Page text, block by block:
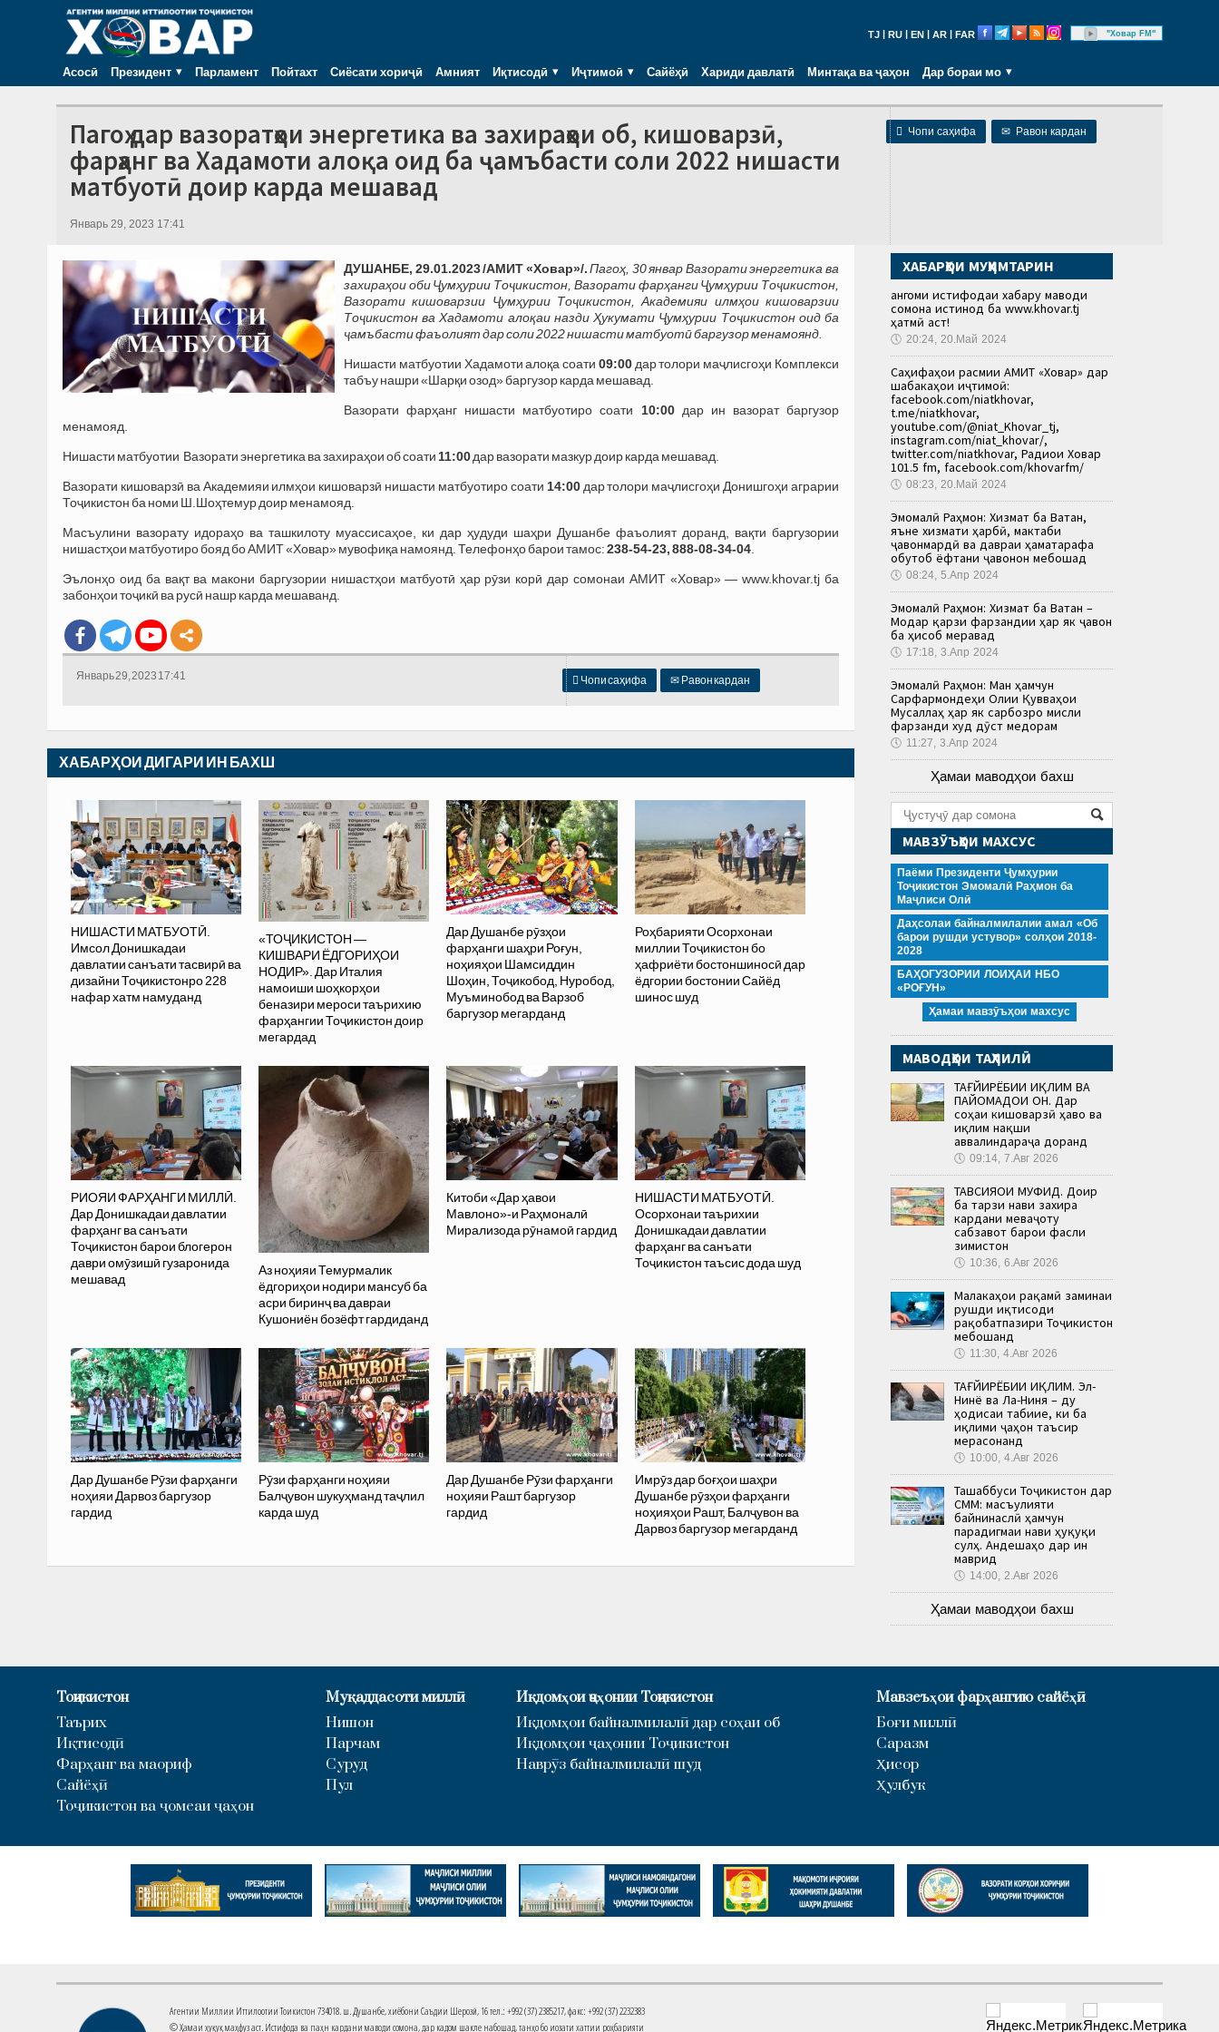
TJ RU EN AR FAR "Ховар FM"
Асосӣ Президент Парламент Пойтахт Сиёсати хориҷӣ Амният Иқтисодӣ Иҷтимоӣ Сайёҳӣ Хариди давлатӣ Минтақа ва ҷаҳон Дар бораи мо
 Чопи саҳифа ✉ Равон кардан
Пагоҳ дар вазоратҳои энергетика ва захираҳои об, кишоварзӣ,
фарҳанг ва Хадамоти алоқа оид ба ҷамъбасти соли 2022 нишасти
матбуотӣ доир карда мешавад
Январь 29, 2023 17:41
ДУШАНБЕ, 29.01.2023 /АМИТ «Ховар»/. Пагоҳ, 30 январ Вазорати энергетика ва
захираҳои оби Ҷумҳурии Тоҷикистон, Вазорати фарҳанги Ҷумҳурии Тоҷикистон,
Вазорати кишоварзии Ҷумҳурии Тоҷикистон, Академияи илмҳои кишоварзии
Тоҷикистон ва Хадамоти алоқаи назди Ҳукумати Ҷумҳурии Тоҷикистон оид ба
ҷамъбасти фаъолият дар соли 2022 нишасти матбуотӣ баргузор менамоянд.
Нишасти матбуотии Хадамоти алоқа соати 09:00дар толори маҷлисгоҳи Комплекси
табъу нашри «Шарқи озод» баргузор карда мешавад.
Вазорати фарҳанг нишасти матбуотиро соати 10:00дар ин вазорат баргузор
менамояд.
Нишасти матбуотии Вазорати энергетика ва захираҳои об соати 11:00дар вазорати мазкур доир карда мешавад.
Вазорати кишоварзӣ ва Академияи илмҳои кишоварзӣ нишасти матбуотиро соати 14:00дар толори маҷлисгоҳи Донишгоҳи аграрии
Тоҷикистон ба номи Ш.Шоҳтемур доир менамояд.
Масъулини вазорату идораҳо ва ташкилоту муассисаҳое, ки дар ҳудуди шаҳри Душанбе фаъолият доранд, вақти баргузории
нишастҳои матбуотиро бояд бо АМИТ «Ховар» мувофиқа намоянд. Телефонҳо барои тамос:238-54-23, 888-08-34-04
Эълонҳо оид ба вақт ва макони баргузории нишастҳои матбуотӣ ҳар рӯзи корӣ дар сомонаи АМИТ «Ховар» — www.khovar.tj ба
забонҳои тоҷикӣ ва русӣ нашр карда мешаванд.
 Чопи саҳифа ✉ Равон кардан
Январь 29, 2023 17:41
ХАБАРҲОИ ДИГАРИ ИН БАХШ
НИШАСТИ МАТБУОТӢ.
Имсол Донишкадаи
давлатии санъати тасвирӣ ва
дизайни Тоҷикистонро 228
нафар хатм намуданд
«ТОҶИКИСТОН —
КИШВАРИ ЁДГОРИҲОИ
НОДИР». Дар Италия
намоиши шоҳкорҳои
беназири мероси таърихию
фарҳангии Тоҷикистон доир
мегардад
Дар Душанбе рӯзҳои
фарҳанги шаҳри Роғун,
ноҳияҳои Шамсиддин
Шоҳин, Тоҷикобод, Нуробод,
Муъминобод ва Варзоб
баргузор мегарданд
Роҳбарияти Осорхонаи
миллии Тоҷикистон бо
ҳафриёти бостоншиносӣ дар
ёдгории бостонии Сайёд
шинос шуд
РИОЯИ ФАРҲАНГИ МИЛЛӢ.
Дар Донишкадаи давлатии
фарҳанг ва санъати
Тоҷикистон барои блогерон
даври омӯзишӣ гузаронида
мешавад
Аз ноҳияи Темурмалик
ёдгориҳои нодири мансуб ба
асри биринҷ ва давраи
Кушониён бозёфт гардиданд
Китоби «Дар ҳавои
Мавлоно»-и Раҳмоналӣ
Мирализода рӯнамоӣ гардид
НИШАСТИ МАТБУОТӢ.
Осорхонаи таърихии
Донишкадаи давлатии
фарҳанг ва санъати
Тоҷикистон таъсис дода шуд
Дар Душанбе Рӯзи фарҳанги
ноҳияи Дарвоз баргузор
гардид
Рӯзи фарҳанги ноҳияи
Балҷувон шукуҳманд таҷлил
карда шуд
Дар Душанбе Рӯзи фарҳанги
ноҳияи Рашт баргузор
гардид
Имрӯз дар боғҳои шаҳри
Душанбе рӯзҳои фарҳанги
ноҳияҳои Рашт, Балҷувон ва
Дарвоз баргузор мегарданд
ХАБАРҲОИ МУҲИМТАРИН
Ҳангоми истифодаи хабару маводи
сомона истинод ба www.khovar.tj
ҳатмӣ аст!
🕔 20:24, 20.Май 2024
Саҳифаҳои расмии АМИТ «Ховар» дар
шабакаҳои иҷтимоӣ:
facebook.com/niatkhovar,
t.me/niatkhovar,
youtube.com/@niat_Khovar_tj,
instagram.com/niat_khovar/,
twitter.com/niatkhovar, Радиои Ховар
101.5 fm, facebook.com/khovarfm/
🕔 08:23, 20.Май 2024
Эмомалӣ Раҳмон: Хизмат ба Ватан,
яъне хизмати ҳарбӣ, мактаби
ҷавонмардӣ ва давраи ҳаматарафа
обутоб ёфтани ҷавонон мебошад
🕔 08:24, 5.Апр 2024
Эмомалӣ Раҳмон: Хизмат ба Ватан –
Модар қарзи фарзандии ҳар як ҷавон
ба ҳисоб меравад
🕔 17:18, 3.Апр 2024
Эмомалӣ Раҳмон: Ман ҳамчун
Сарфармондеҳи Олии Қувваҳои
Мусаллаҳ ҳар як сарбозро мисли
фарзанди худ дӯст медорам
🕔 11:27, 3.Апр 2024
Ҳамаи маводҳои бахш
МАВЗӮЪҲОИ МАХСУС
Паёми Президенти Ҷумҳурии
Тоҷикистон Эмомалӣ Раҳмон ба
Маҷлиси Олӣ
Даҳсолаи байналмилалии амал «Об
барои рушди устувор» солҳои 2018-
2028
БАҲОГУЗОРИИ ЛОИҲАИ НБО
«РОҒУН»
Ҳамаи мавзӯъҳои махсус
МАВОДҲОИ ТАҲЛИЛӢ
ТАҒЙИРЁБИИ ИҚЛИМ ВА
ПАЙОМАДҲОИ ОН. Дар
соҳаи кишоварзӣ ҳаво ва
иқлим нақши
аввалиндараҷа доранд
🕔 09:14, 7.Авг 2026
ТАВСИЯҲОИ МУФИД. Доир
ба тарзи нави захира
кардани меваҷоту
сабзавот барои фасли
зимистон
🕔 10:36, 6.Авг 2026
Малакаҳои рақамӣ заминаи
рушди иқтисоди
рақобатпазири Тоҷикистон
мебошанд
🕔 11:30, 4.Авг 2026
ТАҒЙИРЁБИИ ИҚЛИМ. Эл-
Нинё ва Ла-Ниня – ду
ҳодисаи табиие, ки ба
иқлими ҷаҳон таъсир
мерасонанд
🕔 10:00, 4.Авг 2026
Ташаббуси Тоҷикистон дар
СММ: масъулияти
байнинаслӣ ҳамчун
парадигмаи нави ҳуқуқи
сулҳ. Андешаҳо дар ин
маврид
🕔 14:00, 2.Авг 2026
Ҳамаи маводҳои бахш
Тоҷикистон
Таърих
Иқтисодӣ
Фарҳанг ва маориф
Сайёҳӣ
Тоҷикистон ва ҷомеаи ҷаҳон
Муқаддасоти миллӣ
Нишон
Парчам
Суруд
Пул
Иқдомҳои ҷаҳонии Тоҷикистон
Иқдомҳои байналмилалӣ дар соҳаи об
Иқдомҳои ҷаҳонии Тоҷикистон
Наврӯз байналмилалӣ шуд
Мавзеъҳои фарҳангию сайёҳӣ
Боғи миллӣ
Саразм
Ҳисор
Ҳулбук
Агентии Миллии Иттилоотии Тоҷикистон 734018. ш. Душанбе, хиёбони Саъдии Шерозӣ, 16 тел.: +992 (37) 2385217, факс: +992 (37) 2232383
© Ҳамаи ҳуқуқ маҳфуз аст. Истифода ва паҳн кардани маводи сомона, дар кадом шакле набошад, танҳо бо иҷозати хаттии роҳбарияти